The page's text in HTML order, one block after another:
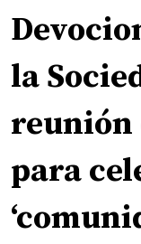
la
reunión
para